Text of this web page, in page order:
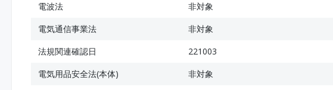
電波法
非対象
電気通信事業法
非対象
法規関連確認日
221003
電気用品安全法(本体)
非対象